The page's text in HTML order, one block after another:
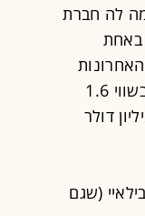
שיוצאת להנפקה בוול סטריט ב-2020 - קדמה לה חברת
באחת
הונפקו בוול סטריט מספר חברות טכנולוגיה ישראליות: למונייד כאמור בשווי 1.6
הונפקה בשווי 650 מיליון דולר, תופין בשווי 480 מיליון דולר
(שגם